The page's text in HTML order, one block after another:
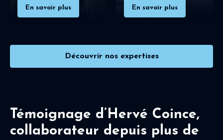
En savoir plus En savoir plus
Découvrir nos expertises
Témoignage d’Hervé Coince,
collaborateur depuis plus de